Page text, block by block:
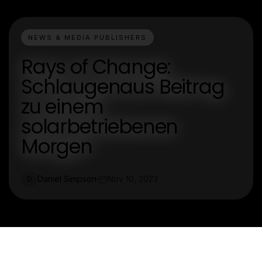
NEWS & MEDIA PUBLISHERS
Rays of Change:
Schlaugenaus Beitrag
zu einem
solarbetriebenen
Morgen